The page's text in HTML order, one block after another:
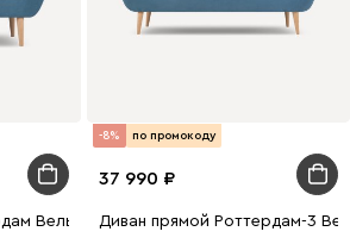
Вельвет Голубой
-8% по промокоду
37 990
Диван прямой Роттердам-3